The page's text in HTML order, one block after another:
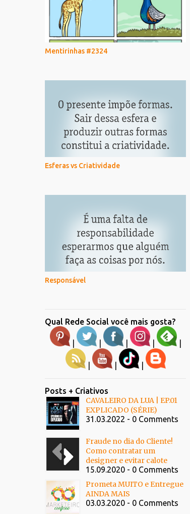
Mentirinhas #2324
Esferas vs Criatividade
Responsável
Qual Rede Social você mais gosta?
| | | | |
| | |
Posts + Criativos
CAVALEIRO DA LUA | EP.01
EXPLICADO (SÉRIE)
31.03.2022 - 0 Comments
Fraude no dia do Cliente!
Como contratar um
designer e evitar calote
15.09.2020 - 0 Comments
Prometa MUITO e Entregue
AINDA MAIS
03.03.2020 - 0 Comments